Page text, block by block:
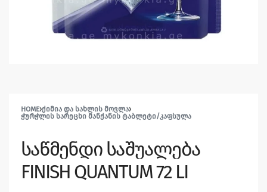
HOME›ᲥᲘᲛᲘᲐ ᲓᲐ ᲡᲐᲮᲚᲘᲡ ᲛᲝᲕᲚᲐ›
ᲭᲣᲠᲭᲚᲘᲡ ᲡᲐᲠᲔᲪᲮᲘ ᲛᲐᲜᲥᲐᲜᲘᲡ ᲢᲐᲑᲚᲔᲢᲘ/ᲙᲐᲤᲡᲣᲚᲐ
საწმენდი საშუალება
FINISH QUANTUM 72 LI